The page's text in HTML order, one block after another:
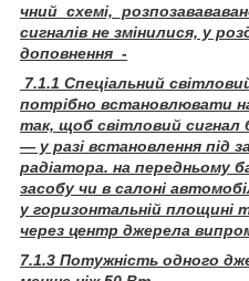
сигналів не змінилися, у
доповнення -
7.1.1 Спеціальний
потрібно встановлювати
так, щоб світловий сигнал
— у разі встановлення під
радіатора. на передньому
засобу чи в салоні
у горизонтальній площині
через центр джерела
7.1.3 Потужність одного